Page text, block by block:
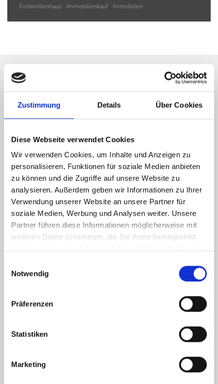
Zustimmung Details Über Cookies
Diese Webseite verwendet Cookies
Wir verwenden Cookies, um Inhalte und Anzeigen zu
personalisieren, Funktionen für soziale Medien anbieten
zu können und die Zugriffe auf unsere Website zu
analysieren. Außerdem geben wir Informationen zu Ihrer
Verwendung unserer Website an unsere Partner für
soziale Medien, Werbung und Analysen weiter. Unsere
Partner führen diese Informationen möglicherweise mit
weiteren Daten zusammen, die Sie ihnen bereitgestellt
Notwendig
Präferenzen
Statistiken
Marketing
Einfamilienhaus
Immobilienkauf Immobilien
Wir informieren Sie
automatisch über passende
zu, dass meine Angaben und Daten zur Beantwortung meiner Anfrage
elektronisch erhoben und gespeichert werden.
an info@hegerich-immobilien.de widerrufen. *